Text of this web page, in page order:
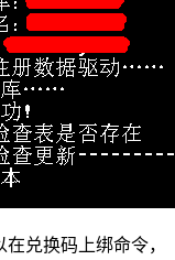
兑换码上绑命令，